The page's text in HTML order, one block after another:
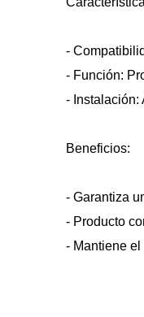
-
- Función:
- Instalación:
Beneficios:
- Garantiza
- Producto
- Mantiene